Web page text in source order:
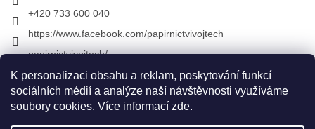
K personalizaci obsahu a reklam, poskytování funkcí
sociálních médií a analýze naší návštěvnosti využíváme
soubory cookies. Více informací zde.
+420 733 600 040
https://www.facebook.com/papirnictvivojtech
papirnictvivojtech/
+420 733 600 040